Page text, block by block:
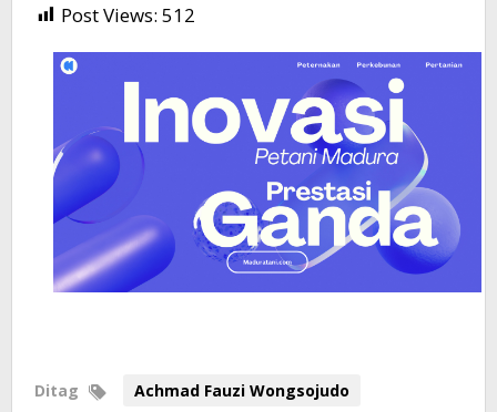
Post Views: 512
Ditag
Achmad Fauzi Wongsojudo